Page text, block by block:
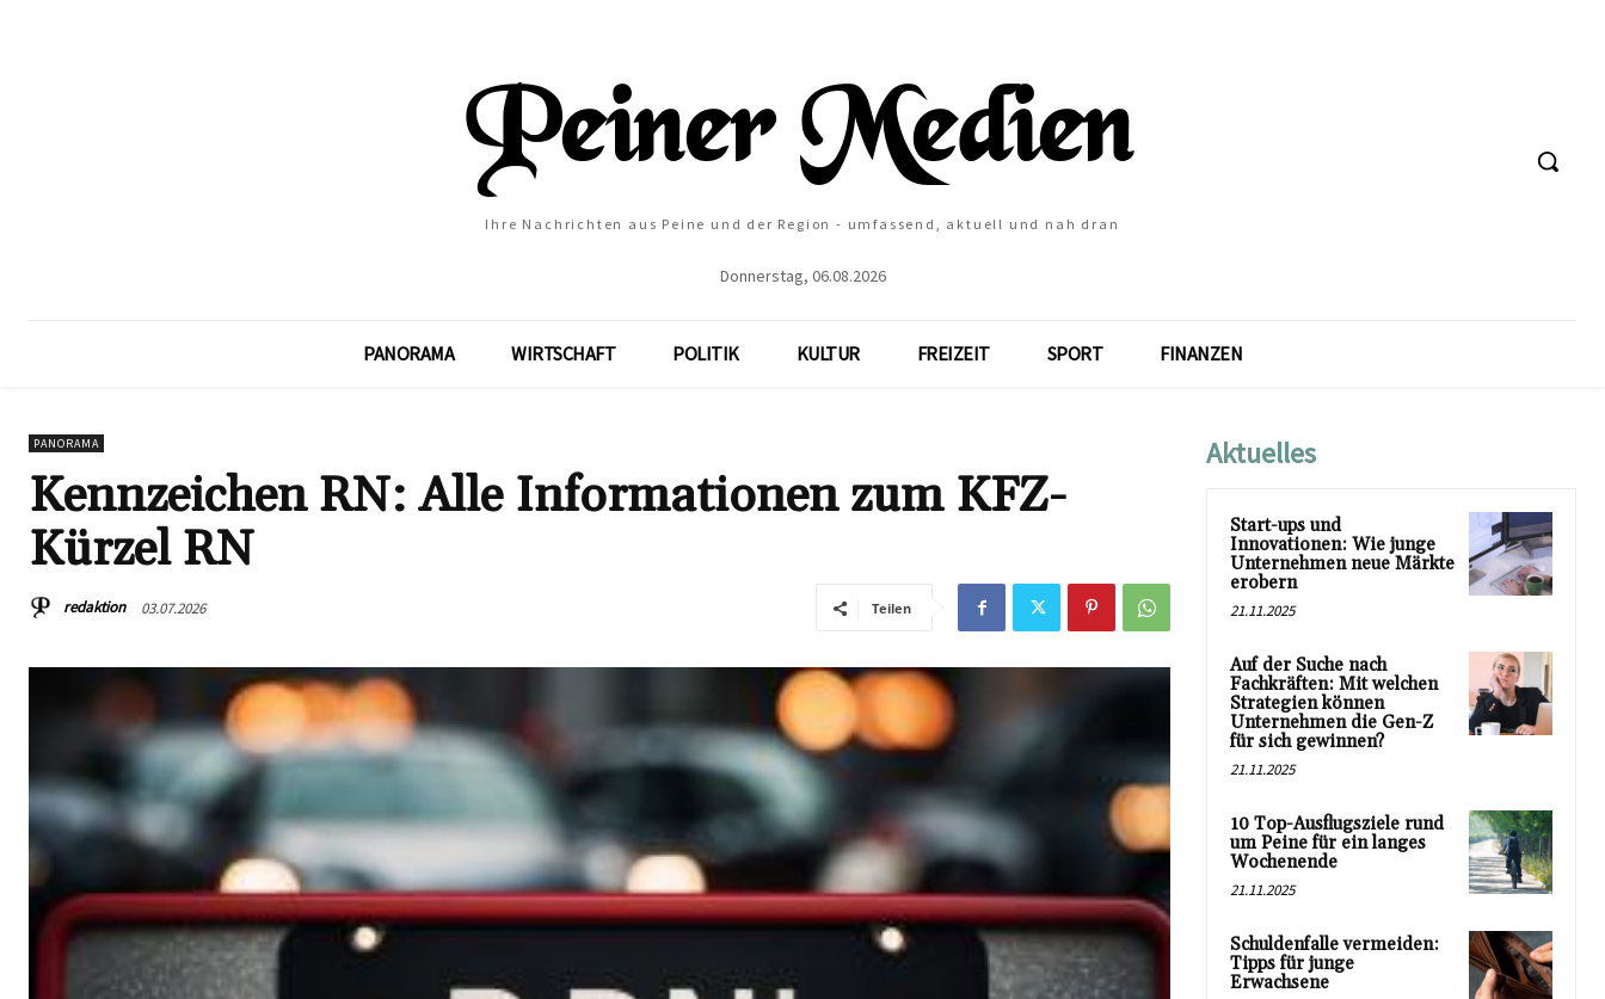
Ihre Nachrichten aus Peine und der Region - umfassend, aktuell und nah dran
Donnerstag, 06.08.2026
PANORAMA WIRTSCHAFT POLITIK KULTUR FREIZEIT SPORT FINANZEN
PANORAMA
Kennzeichen RN: Alle Informationen zum KFZ-
Kürzel RN
redaktion 03.07.2026 Teilen
Aktuelles
Start-ups und
Innovationen: Wie junge
Unternehmen neue Märkte
erobern
21.11.2025
Auf der Suche nach
Fachkräften: Mit welchen
Strategien können
Unternehmen die Gen-Z
für sich gewinnen?
21.11.2025
10 Top-Ausflugsziele rund
um Peine für ein langes
Wochenende
21.11.2025
Schuldenfalle vermeiden:
Tipps für junge
Erwachsene